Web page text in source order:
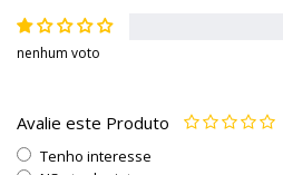
nenhum voto
Avalie este Produto
Tenho interesse